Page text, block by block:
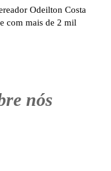
Odeilton Costa
com mais de 2 mil
nós